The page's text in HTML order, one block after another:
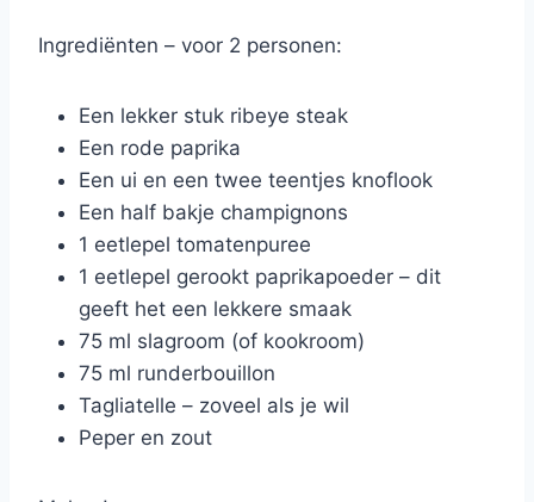
Ingrediënten – voor 2 personen:
Een lekker stuk ribeye steak
Een rode paprika
Een ui en een twee teentjes knoflook
Een half bakje champignons
1 eetlepel tomatenpuree
1 eetlepel gerookt paprikapoeder – dit
geeft het een lekkere smaak
75 ml slagroom (of kookroom)
75 ml runderbouillon
Tagliatelle – zoveel als je wil
Peper en zout